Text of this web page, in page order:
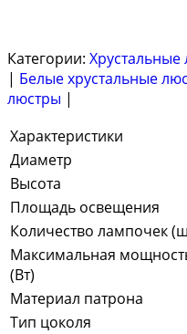
Категории: Хрустальные
| Белые хрустальные
люстры |
Характеристики
Диаметр
Высота
Площадь освещения
Количество лампочек
Максимальная
(Вт)
Материал патрона
Тип цоколя